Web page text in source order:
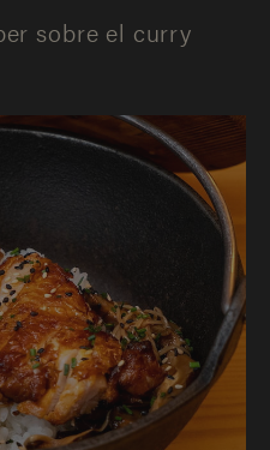
sobre el curry